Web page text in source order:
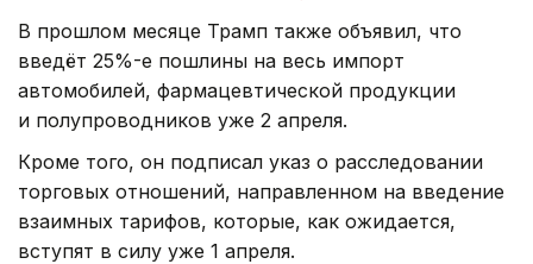
В прошлом месяце Трамп также объявил, что
введёт 25%-е пошлины на весь импорт
автомобилей, фармацевтической продукции
и полупроводников уже 2 апреля.
Кроме того, он подписал указ о расследовании
торговых отношений, направленном на введение
взаимных тарифов, которые, как ожидается,
вступят в силу уже 1 апреля.